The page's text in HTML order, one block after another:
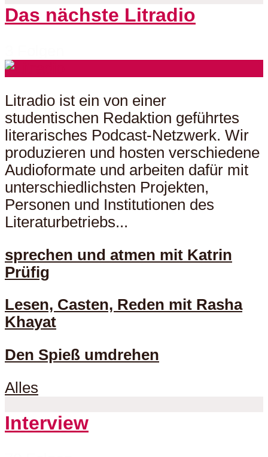
Das nächste Litradio
Litradio ist ein von einer
studentischen Redaktion geführtes
literarisches Podcast-Netzwerk. Wir
produzieren und hosten verschiedene
Audioformate und arbeiten dafür mit
unterschiedlichsten Projekten,
Personen und Institutionen des
Literaturbetriebs...
sprechen und atmen mit Katrin
Prüfig
Lesen, Casten, Reden mit Rasha
Khayat
Den Spieß umdrehen
Alles
Interview